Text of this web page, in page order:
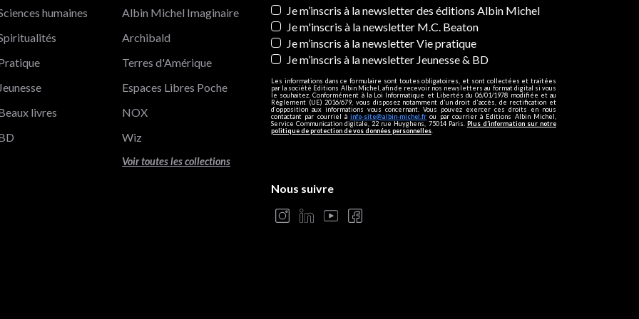
de confidentialité, en garantissant la conformité avec les réglementations. Personnalisez vos préférences pour
Newsletters
Je m’inscris à la newsletter des éditions Albin Michel
Je m'inscris à la newsletter M.C. Beaton
Je m’inscris à la newsletter Vie pratique
Je m’inscris à la newsletter Jeunesse & BD
Les informations dans ce formulaire sont toutes obligatoires, et sont collectées et traitées
par la société Editions Albin Michel, afin de recevoir nos newsletters au format digital si vous
le souhaitez. Conformément à la Loi Informatique et Libertés du 06/01/1978 modifiée et au
Règlement (UE) 2016/679, vous disposez notamment d'un droit d'accès, de rectification et
d’opposition aux informations vous concernant. Vous pouvez exercer ces droits en nous
contactant par courriel àinfo-site@albin-michel.fr ou par courrier à Editions Albin Michel,
Service Communication digitale, 22 rue Huyghens, 75014 Paris. Plus d’information sur notre
politique de protection de vos données personnelles
humaines
Jeunesse
livres
Albin Michel Imaginaire
Archibald
Terres d'Amérique
Espaces Libres Poche
NOX
Wiz
Voir toutes les collections
Nous suivre